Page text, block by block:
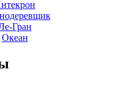
Гран
Океан